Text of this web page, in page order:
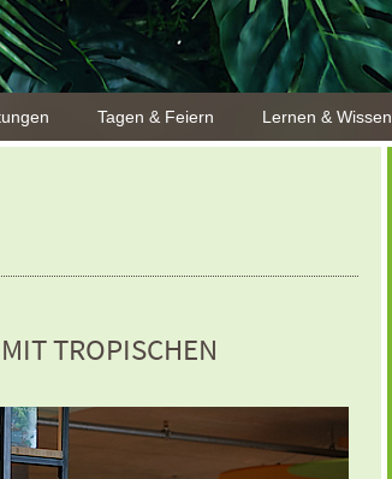
Tagen & Feiern Lernen & Wissen
TROPISCHEN